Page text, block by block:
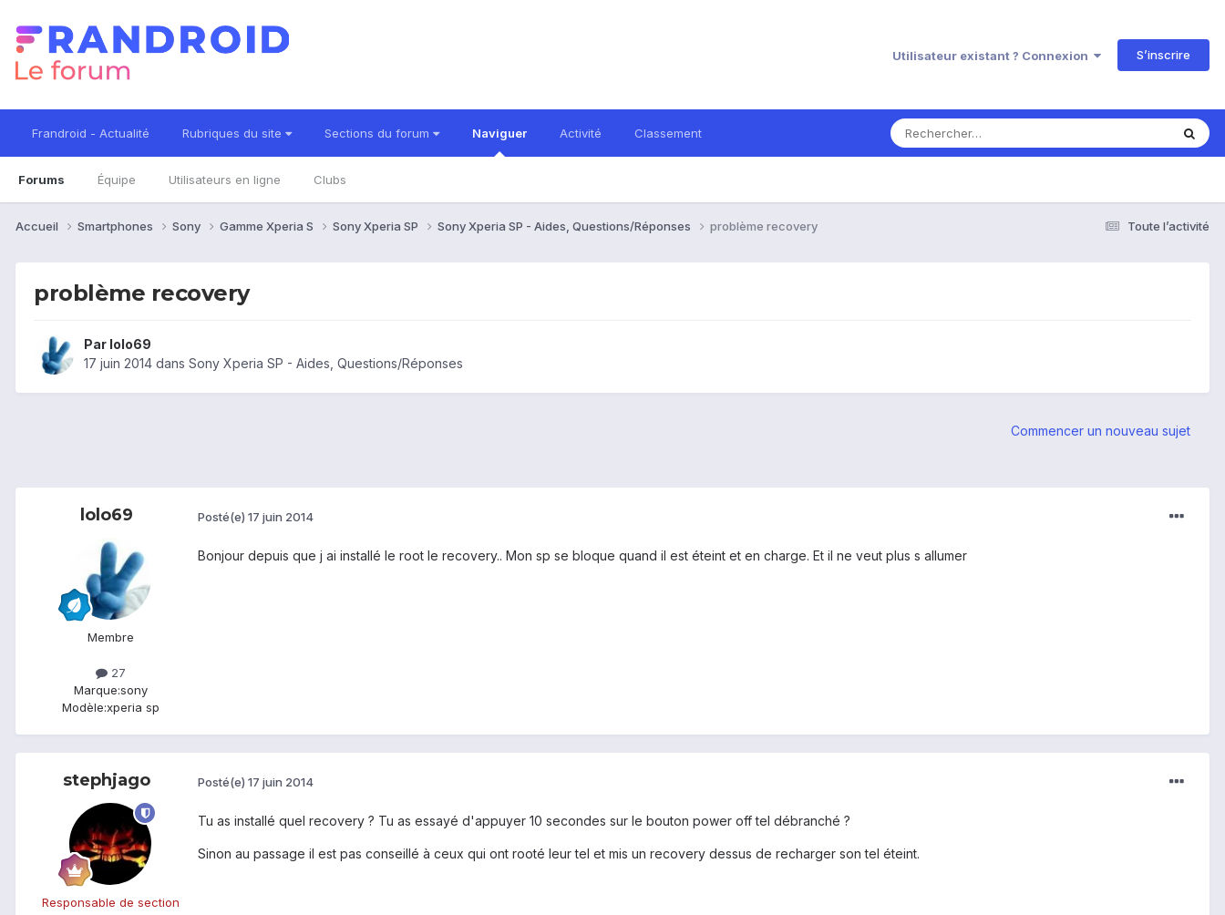
Utilisateur existant ? Connexion S’inscrire
Frandroid - Actualité Rubriques du site Sections du forum Naviguer
Forums Équipe Utilisateurs en ligne Clubs
Activité Classement
Toute l’activité
Accueil Smartphones Sony Gamme Xperia S Sony Xperia SP Sony Xperia SP - Aides, Questions/Réponses problème recovery
problème recovery
Par lolo69
17 juin 2014 dans Sony Xperia SP - Aides, Questions/Réponses
Commencer un nouveau sujet
lolo69
Membre
27
Marque:sony
Modèle:xperia sp
Posté(e) 17 juin 2014
Bonjour depuis que j ai installé le root le recovery.. Mon sp se bloque quand il est éteint et en charge. Et il ne veut plus s allumer
stephjago
Responsable de section
Posté(e) 17 juin 2014
Tu as installé quel recovery ? Tu as essayé d'appuyer 10 secondes sur le bouton power off tel débranché ?
Sinon au passage il est pas conseillé à ceux qui ont rooté leur tel et mis un recovery dessus de recharger son tel éteint.